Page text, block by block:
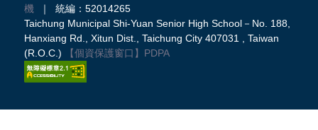
機 ｜ 統編：52014265
Taichung Municipal Shi-Yuan Senior High School－No. 188,
Hanxiang Rd., Xitun Dist., Taichung City 407031 , Taiwan
(R.O.C.)
【個資保護窗口】 PDPA